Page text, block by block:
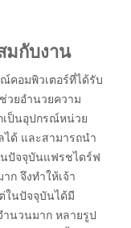
มกับงาน
คอมพิวเตอร์ที่ได้รับ
วยอำนวยความ
เป็นอุปกรณ์หน่วย
ด้ และสามารถนำ
ปัจจุบันแฟรชไดร์ฟ
ก จึงทำให้เจ้า
ในปัจจุบันได้มี
นวนมาก หลายรูป